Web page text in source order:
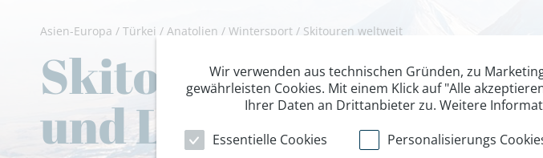
Asien-Europa / Türkei / Anatolien / Wintersport / Skitouren weltweit
Skitour Ararat, 5165
und Legenden
Wir verwenden aus technischen Gründen, zu
gewährleisten Cookies. Mit einem Klick auf "Alle
Ihrer Daten an Drittanbieter zu. Weitere
Essentielle Cookies
Personalisierungs